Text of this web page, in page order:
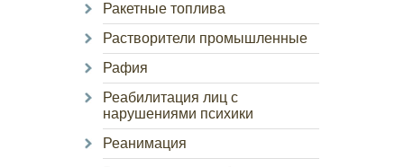
Ракетные топлива
Растворители промышленные
Рафия
Реабилитация лиц с
нарушениями психики
Реанимация